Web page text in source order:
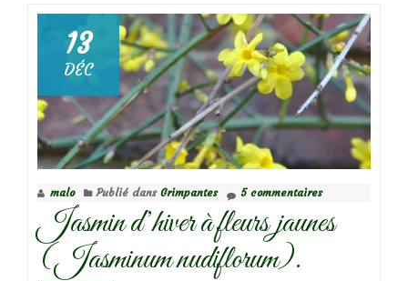
Focus
sur
le
rosier
‘Mortimer
Sackler’
13
DÉC
malo Publié dans Grimpantes 5 commentaires
Jasmin d’hiver à fleurs jaunes
(Jasminum nudiflorum).